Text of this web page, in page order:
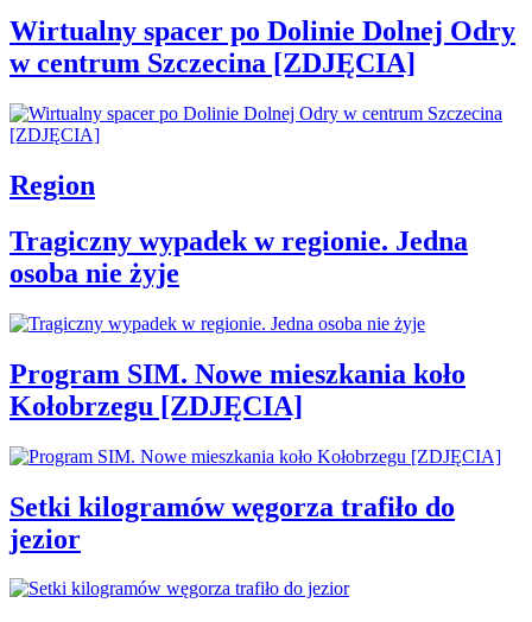
Wirtualny spacer po Dolinie Dolnej Odry
w centrum Szczecina [ZDJĘCIA]
Region
Tragiczny wypadek w regionie. Jedna
osoba nie żyje
Program SIM. Nowe mieszkania koło
Kołobrzegu [ZDJĘCIA]
Setki kilogramów węgorza trafiło do
jezior